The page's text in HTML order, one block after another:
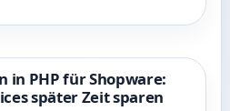
in PHP für Shopware:
später Zeit sparen